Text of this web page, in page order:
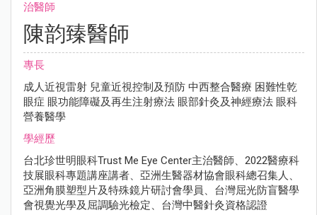
治醫師
陳韵臻醫師
專長
成⼈近視雷射 兒童近視控制及預防 中⻄整合醫療 困難性乾
眼症 眼功能障礙及再⽣注射療法 眼部針灸及神經療法 眼科
營養醫學
學經歷
台北珍世明眼科Trust Me Eye Center主治醫師、2022醫療科
技展眼科專題講座講者、亞洲⽣醫器材協會眼科總召集⼈、
亞洲⾓膜塑型片及特殊鏡片研討會學員、台灣屈光防盲醫學
會視覺光學及屈調驗光檢定、台灣中醫針灸資格認證